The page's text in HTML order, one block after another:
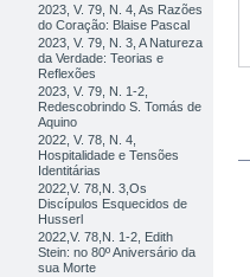
2023, V. 79, N. 4, As Razões
do Coração: Blaise Pascal
2023, V. 79, N. 3, A Natureza
da Verdade: Teorias e
Reflexões
2023, V. 79, N. 1-2,
Redescobrindo S. Tomás de
Aquino
2022, V. 78, N. 4,
Hospitalidade e Tensões
Identitárias
2022,V. 78,N. 3,Os
Discípulos Esquecidos de
Husserl
2022,V. 78,N. 1-2, Edith
Stein: no 80º Aniversário da
sua Morte